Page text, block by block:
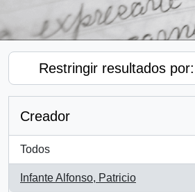
Restringir resultados por:
Creador
Todos
Infante Alfonso, Patricio
, 1 resultados